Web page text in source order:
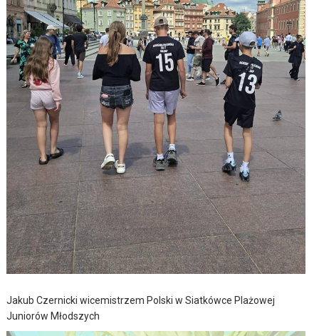
Jakub Czernicki wicemistrzem Polski w Siatkówce Plażowej
Juniorów Młodszych